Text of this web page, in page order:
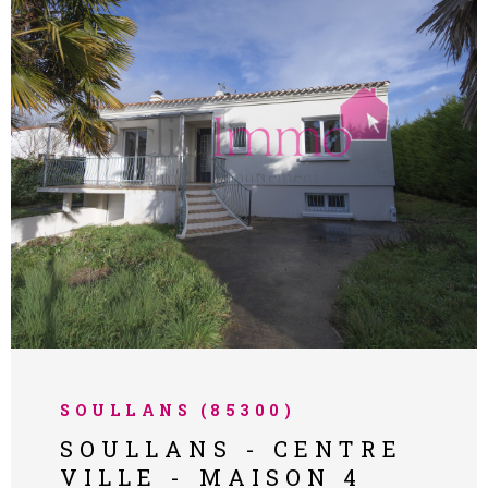
modernité et sérénité ! Cindy BESSEAU
06.21.73.75.61 Les informations sur les
risques auxquels ce bien est exposé sont
disponibles sur le site Géorisques :
www.georisques.gouv.fr
SOULLANS (85300)
SOULLANS - CENTRE
VILLE - MAISON 4
VOIR LE BIEN